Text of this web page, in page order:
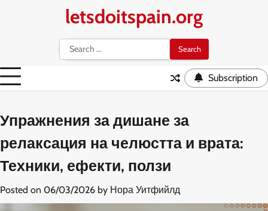
letsdoitspain.org
Search
for:
Subscription
Упражнения за дишане за
релаксация на челюстта и врата:
Техники, ефекти, ползи
Posted on 06/03/2026 by Нора Уитфийлд